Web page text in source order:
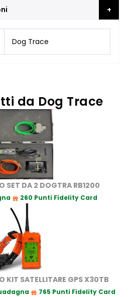
Dog Trace
da Dog Trace
SET DA 2 DOGTRA RB1200
260 Punti Fidelity Card
KIT SATELLITARE GPS X30TB
765 Punti Fidelity Card